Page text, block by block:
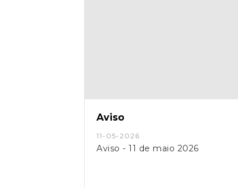
Aviso
11-05-2026
Aviso - 11 de maio 2026